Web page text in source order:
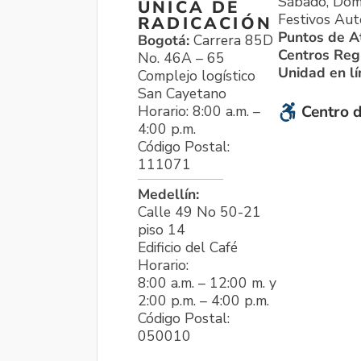
ÚNICA DE
RADICACIÓN
Bogotá: Carrera 85D
No. 46A – 65
Complejo logístico
San Cayetano
Horario: 8:00 a.m. –
4:00 p.m.
Código Postal:
111071
Medellín:
Calle 49 No 50-21
piso 14
Edificio del Café
Horario:
8:00 a.m. – 12:00 m. y
2:00 p.m. – 4:00 p.m.
Código Postal:
050010
Festivos
Puntos de
Centros
Unidad en
Centro